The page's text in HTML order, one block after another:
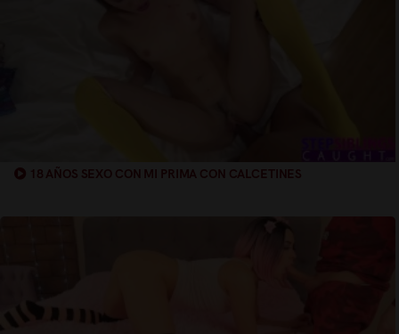
18 AÑOS SEXO CON MI PRIMA CON CALCETINES